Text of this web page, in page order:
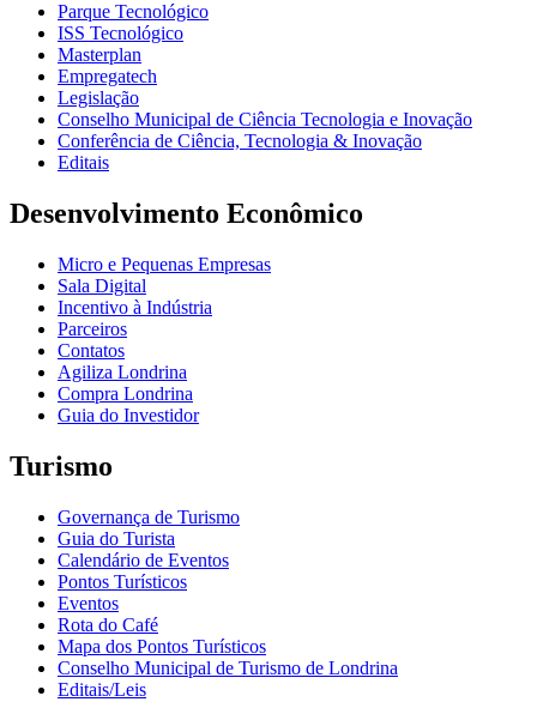
Parque Tecnológico
ISS Tecnológico
Masterplan
Empregatech
Legislação
Conselho Municipal de Ciência Tecnologia e Inovação
Conferência de Ciência, Tecnologia & Inovação
Editais
Desenvolvimento Econômico
Micro e Pequenas Empresas
Sala Digital
Incentivo à Indústria
Parceiros
Contatos
Agiliza Londrina
Compra Londrina
Guia do Investidor
Turismo
Governança de Turismo
Guia do Turista
Calendário de Eventos
Pontos Turísticos
Eventos
Rota do Café
Mapa dos Pontos Turísticos
Conselho Municipal de Turismo de Londrina
Editais/Leis